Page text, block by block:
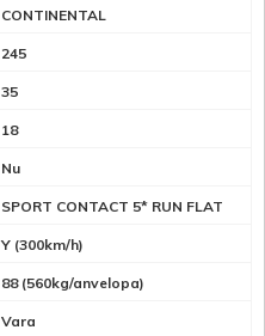
CONTINENTAL
245
35
18
Nu
SPORT CONTACT 5* RUN FLAT
Y (300km/h)
88 (560kg/anvelopa)
Vara